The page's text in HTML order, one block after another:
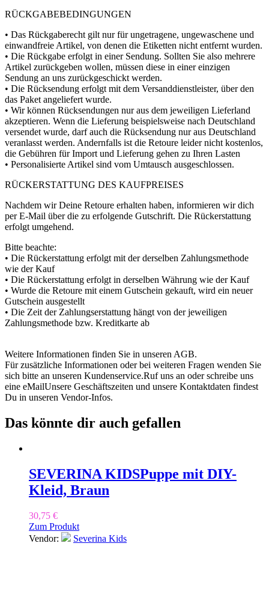
RÜCKGABEBEDINGUNGEN
• Das Rückgaberecht gilt nur für ungetragene, ungewaschene und
einwandfreie Artikel, von denen die Etiketten nicht entfernt wurden.
• Die Rückgabe erfolgt in einer Sendung. Sollten Sie also mehrere
Artikel zurückgeben wollen, müssen diese in einer einzigen
Sendung an uns zurückgeschickt werden.
• Die Rücksendung erfolgt mit dem Versanddienstleister, über den
das Paket angeliefert wurde.
• Wir können Rücksendungen nur aus dem jeweiligen Lieferland
akzeptieren. Wenn die Lieferung beispielsweise nach Deutschland
versendet wurde, darf auch die Rücksendung nur aus Deutschland
veranlasst werden. Andernfalls ist die Retoure leider nicht kostenlos,
die Gebühren für Import und Lieferung gehen zu Ihren Lasten
• Personalisierte Artikel sind vom Umtausch ausgeschlossen.
RÜCKERSTATTUNG DES KAUFPREISES
Nachdem wir Deine Retoure erhalten haben, informieren wir dich
per E-Mail über die zu erfolgende Gutschrift. Die Rückerstattung
erfolgt umgehend.
Bitte beachte:
• Die Rückerstattung erfolgt mit der derselben Zahlungsmethode
wie der Kauf
• Die Rückerstattung erfolgt in derselben Währung wie der Kauf
• Wurde die Retoure mit einem Gutschein gekauft, wird ein neuer
Gutschein ausgestellt
• Die Zeit der Zahlungserstattung hängt von der jeweiligen
Zahlungsmethode bzw. Kreditkarte ab
Weitere Informationen finden Sie in unseren AGB.
Für zusätzliche Informationen oder bei weiteren Fragen wenden Sie
sich bitte an unseren Kundenservice.Ruf uns an oder schreibe uns
eine eMailUnsere Geschäftszeiten und unsere Kontaktdaten findest
Du in unseren Vendor-Infos.
Das könnte dir auch gefallen
SEVERINA KIDSPuppe mit DIY-
Kleid, Braun
30,75 €
Zum Produkt
Vendor:
Severina Kids